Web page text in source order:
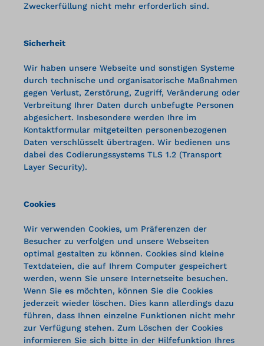
Zweckerfüllung nicht mehr erforderlich sind.
Sicherheit
Wir haben unsere Webseite und sonstigen Systeme
durch technische und organisatorische Maßnahmen
gegen Verlust, Zerstörung, Zugriff, Veränderung oder
Verbreitung Ihrer Daten durch unbefugte Personen
abgesichert. Insbesondere werden Ihre im
Kontaktformular mitgeteilten personenbezogenen
Daten verschlüsselt übertragen. Wir bedienen uns
dabei des Codierungssystems TLS 1.2 (Transport
Layer Security).
Cookies
Wir verwenden Cookies, um Präferenzen der
Besucher zu verfolgen und unsere Webseiten
optimal gestalten zu können. Cookies sind kleine
Textdateien, die auf Ihrem Computer gespeichert
werden, wenn Sie unsere Internetseite besuchen.
Wenn Sie es möchten, können Sie die Cookies
jederzeit wieder löschen. Dies kann allerdings dazu
führen, dass Ihnen einzelne Funktionen nicht mehr
zur Verfügung stehen. Zum Löschen der Cookies
informieren Sie sich bitte in der Hilfefunktion Ihres